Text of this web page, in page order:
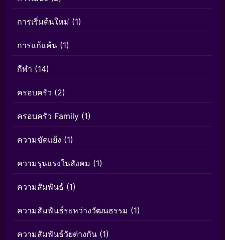
การเริ่มต้นใหม่ (1)
การแก้แค้น (1)
กีฬา (14)
ครอบครัว (2)
ครอบครัว Family (1)
ความขัดแย้ง (1)
ความรุนแรงในสังคม (1)
ความสัมพันธ์ (1)
ความสัมพันธ์ระหว่างวัฒนธรรม (1)
ความสัมพันธ์วัยต่างกัน (1)